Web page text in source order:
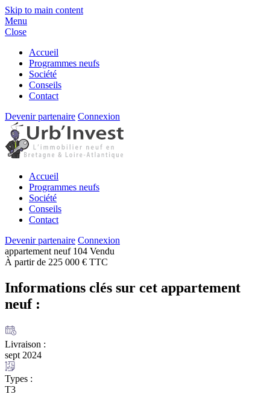
Skip to main content
Menu
Close
Accueil
Programmes neufs
Société
Conseils
Contact
Devenir partenaire Connexion
Accueil
Programmes neufs
Société
Conseils
Contact
Devenir partenaire Connexion
appartement neuf104 Vendu
À partir de 225 000 € TTC
Informations clés sur cet appartement
neuf :
Livraison :
sept 2024
Types :
T3